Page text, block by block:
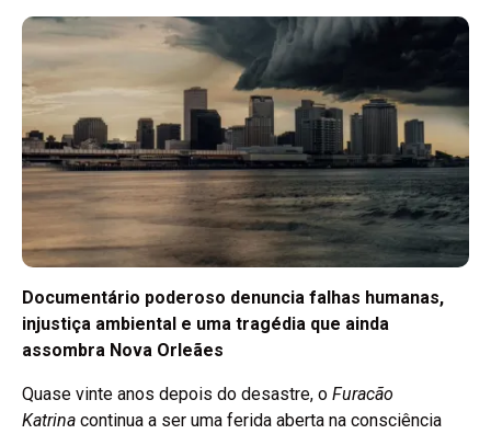
Documentário poderoso denuncia falhas humanas,
injustiça ambiental e uma tragédia que ainda
assombra Nova Orleães
Quase vinte anos depois do desastre, o Furacão
Katrina continua a ser uma ferida aberta na consciência